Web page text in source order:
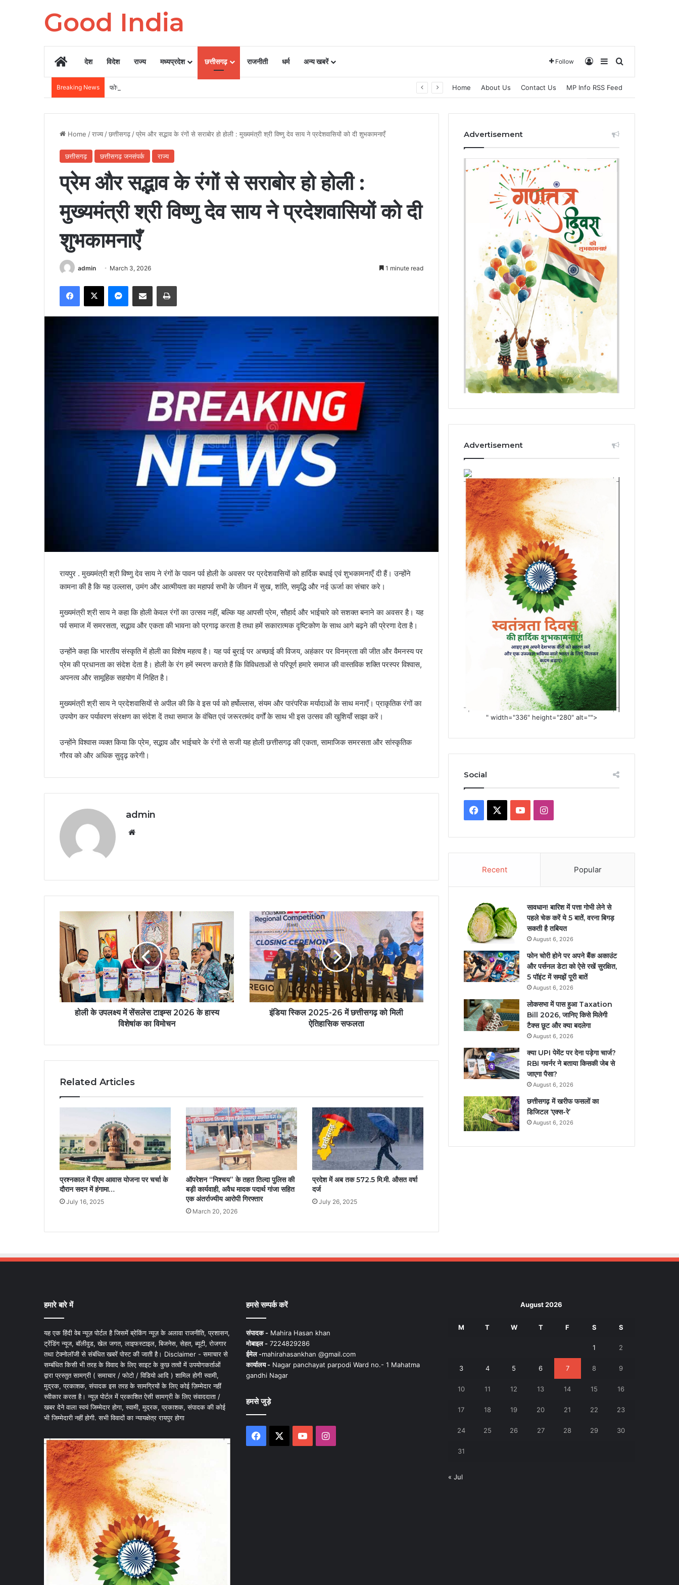
Good India
Homeदेश विदेश राज्य मध्यप्रदेश छत्तीसगढ़ राजनीती धर्म अन्य खबरें Follow Log InSidebarSearch for
Breaking News फोन चोरी होने पर अपने बैंक अकाउंट और पर्सनल डेटा को ऐसे रखें सुरक्षित, 5 पॉइंट में समझें पूरी बातें Home About Us Contact Us MP Info RSS Feed
Home /राज्य /छत्तीसगढ़ /प्रेम और सद्भाव के रंगों से सराबोर हो होली : मुख्यमंत्री श्री विष्णु देव साय ने प्रदेशवासियों को दी शुभकामनाएँ
छत्तीसगढ़ छत्तीसगढ़ जनसंपर्क राज्य
प्रेम और सद्भाव के रंगों से सराबोर हो होली :
मुख्यमंत्री श्री विष्णु देव साय ने प्रदेशवासियों को दी
शुभकामनाएँ
admin March 3, 2026 1 minute read
Facebook
X Messenger
Share via Email Print
रायपुर . मुख्यमंत्री श्री विष्णु देव साय ने रंगों के पावन पर्व होली के अवसर पर प्रदेशवासियों को हार्दिक बधाई एवं शुभकामनाएँ दी हैं। उन्होंने
कामना की है कि यह उल्लास, उमंग और आत्मीयता का महापर्व सभी के जीवन में सुख, शांति, समृद्धि और नई ऊर्जा का संचार करे।
मुख्यमंत्री श्री साय ने कहा कि होली केवल रंगों का उत्सव नहीं, बल्कि यह आपसी प्रेम, सौहार्द और भाईचारे को सशक्त बनाने का अवसर है। यह
पर्व समाज में समरसता, सद्भाव और एकता की भावना को प्रगाढ़ करता है तथा हमें सकारात्मक दृष्टिकोण के साथ आगे बढ़ने की प्रेरणा देता है।
उन्होंने कहा कि भारतीय संस्कृति में होली का विशेष महत्व है। यह पर्व बुराई पर अच्छाई की विजय, अहंकार पर विनम्रता की जीत और वैमनस्य पर
प्रेम की प्रधानता का संदेश देता है। होली के रंग हमें स्मरण कराते हैं कि विविधताओं से परिपूर्ण हमारे समाज की वास्तविक शक्ति परस्पर विश्वास,
अपनत्व और सामूहिक सहयोग में निहित है।
मुख्यमंत्री श्री साय ने प्रदेशवासियों से अपील की कि वे इस पर्व को हर्षोल्लास, संयम और पारंपरिक मर्यादाओं के साथ मनाएँ। प्राकृतिक रंगों का
उपयोग कर पर्यावरण संरक्षण का संदेश दें तथा समाज के वंचित एवं जरूरतमंद वर्गों के साथ भी इस उत्सव की खुशियाँ साझा करें।
उन्होंने विश्वास व्यक्त किया कि प्रेम, सद्भाव और भाईचारे के रंगों से सजी यह होली छत्तीसगढ़ की एकता, सामाजिक समरसता और सांस्कृतिक
गौरव को और अधिक सुदृढ़ करेगी।
admin
होली के उपलक्ष्य में सेंसलेस टाइम्स 2026 के हास्य
विशेषांक का विमोचन
इंडिया स्किल 2025-26 में छत्तीसगढ़ को मिली
ऐतिहासिक सफलता
Related Articles
प्रश्नकाल में पीएम आवास योजना पर चर्चा के
दौरान सदन में हंगामा…
July 16, 2025
ऑपरेशन “निश्चय” के तहत तिल्दा पुलिस की
बड़ी कार्यवाही, अवैध मादक पदार्थ गांजा सहित
एक अंतर्राज्यीय आरोपी गिरफ्तार
March 20, 2026
प्रदेश में अब तक 572.5 मि.मी. औसत वर्षा
दर्ज
July 26, 2025
Advertisement
Advertisement
" width="336" height="280" alt="">
Social
Facebook YouTubeInstagram
Recent Popular
सावधान! बारिश में पत्ता गोभी लेने से
पहले चेक करें ये 5 बातें, वरना बिगड़
सकती है तबियत
August 6, 2026
फोन चोरी होने पर अपने बैंक अकाउंट
और पर्सनल डेटा को ऐसे रखें सुरक्षित,
5 पॉइंट में समझें पूरी बातें
August 6, 2026
लोकसभा में पास हुआ Taxation
Bill 2026, जानिए किसे मिलेगी
टैक्स छूट और क्या बदलेगा
August 6, 2026
क्या UPI पेमेंट पर देना पड़ेगा चार्ज?
RBI गवर्नर ने बताया किसकी जेब से
जाएगा पैसा?
August 6, 2026
छत्तीसगढ़ में खरीफ फसलों का
डिजिटल ‘एक्स-रे’
August 6, 2026
हमारे बारे में
यह एक हिंदी वेब न्यूज़ पोर्टल है जिसमें ब्रेकिंग न्यूज़ के अलावा राजनीति, प्रशासन,
ट्रेंडिंग न्यूज, बॉलीवुड, खेल जगत, लाइफस्टाइल, बिजनेस, सेहत, ब्यूटी, रोजगार
तथा टेक्नोलॉजी से संबंधित खबरें पोस्ट की जाती है। Disclaimer - समाचार से
सम्बंधित किसी भी तरह के विवाद के लिए साइट के कुछ तत्वों में उपयोगकर्ताओं
द्वारा प्रस्तुत सामग्री ( समाचार / फोटो / विडियो आदि ) शामिल होगी स्वामी,
मुद्रक, प्रकाशक, संपादक इस तरह के सामग्रियों के लिए कोई ज़िम्मेदार नहीं
स्वीकार करता है। न्यूज़ पोर्टल में प्रकाशित ऐसी सामग्री के लिए संवाददाता /
खबर देने वाला स्वयं जिम्मेदार होगा, स्वामी, मुद्रक, प्रकाशक, संपादक की कोई
भी जिम्मेदारी नहीं होगी. सभी विवादों का न्यायक्षेत्र रायपुर होगा
हमसे सम्पर्क करें
संपादक -Mahira Hasan khan
मोबाइल -7224829286
ईमेल -mahirahasankhan @gmail.com
कार्यालय -Nagar panchayat parpodi Ward no.- 1 Mahatma
gandhi Nagar
हमसे जुड़े
Facebook YouTubeInstagram
August 2026
M T W T F S S
1 2
3 4 5 6 7 8 9
10 11 12 13 14 15 16
17 18 19 20 21 22 23
24 25 26 27 28 29 30
31
« Jul